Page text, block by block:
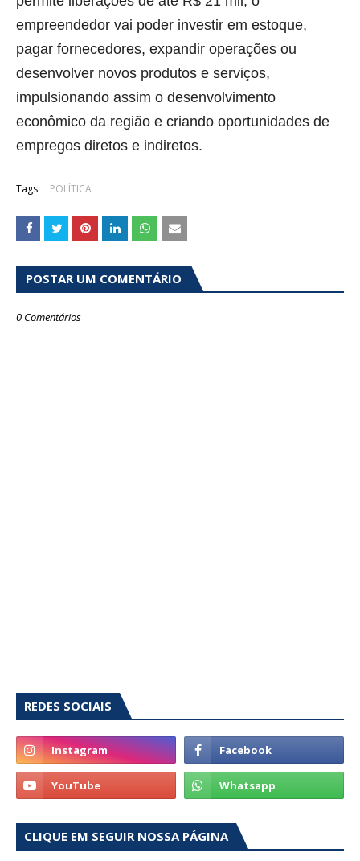
empreendedor vai poder investir em estoque,
pagar fornecedores, expandir operações ou
desenvolver novos produtos e serviços,
impulsionando assim o desenvolvimento
econômico da região e criando oportunidades de
empregos diretos e indiretos.
Tags: POLÍTICA
POSTAR UM COMENTÁRIO
0 Comentários
REDES SOCIAIS
CLIQUE EM SEGUIR NOSSA PÁGINA